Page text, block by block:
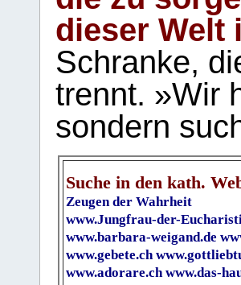
dieser Welt
Schranke,
trennt. »Wir
sondern
Suche in den kath.
Zeugen der Wahrheit
www.Jungfrau-der-
www.barbara-weigand.de
www.gebete.ch
www.adorare.ch www.das-